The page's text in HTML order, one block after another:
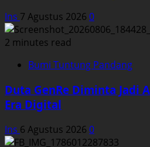
Ins 7 Agustus 2026 0
2 minutes read
Bumi Tuntung Pandang
Duta GenRe Diminta Jadi
Era Digital
Ins 6 Agustus 2026 0